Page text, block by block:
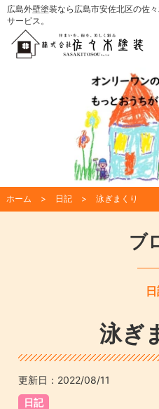
広島外壁塗装なら広島市安佐北区の佐
サービス。
ホーム 日記 泳ぎまくり
ブ
泳ぎ
更新日： 2022/08/11
日記